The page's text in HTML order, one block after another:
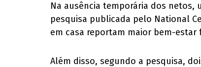
Na ausência temporária dos netos,
pesquisa publicada pelo National
em casa reportam maior bem-estar
Além disso, segundo a pesquisa,